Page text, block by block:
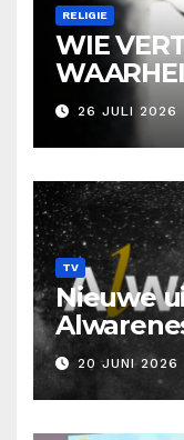
RELIGIE
WIE
26 JULI 2026
TV
Nieuwe
20 JUNI 2026